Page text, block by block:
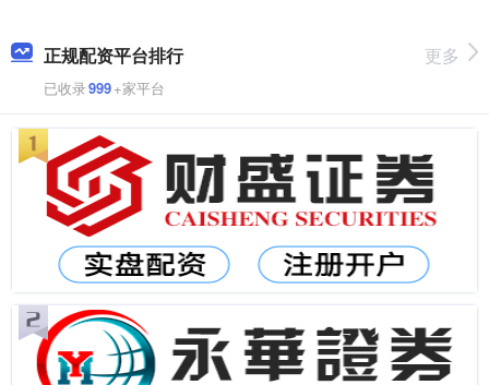
正规配资平台排行
已收录999+家平台
更多